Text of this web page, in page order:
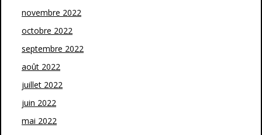
novembre 2022
octobre 2022
septembre 2022
août 2022
juillet 2022
juin 2022
mai 2022